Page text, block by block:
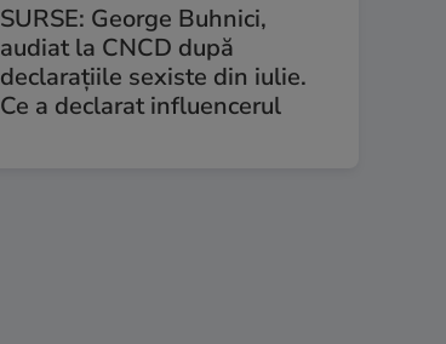
SURSE: George Buhnici,
audiat la CNCD după
declarațiile sexiste din iulie.
Ce a declarat influencerul